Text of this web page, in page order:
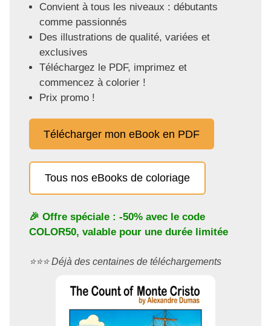
Convient à tous les niveaux : débutants
comme passionnés
Des illustrations de qualité, variées et
exclusives
Téléchargez le PDF, imprimez et
commencez à colorier !
Prix promo !
Télécharger mon eBook en PDF
Tous nos eBooks de coloriage
🎉 Offre spéciale : -50% avec le code
COLOR50, valable pour une durée limitée
⭐️⭐️⭐️ Déjà des centaines de téléchargements